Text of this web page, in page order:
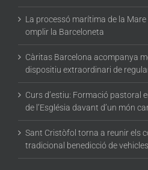
La processó marítima de la
omplir la Barceloneta
Càritas Barcelona acompanya
dispositiu extraordinari de
Curs d’estiu: Formació pastoral
de l’Església davant d’un món
Sant Cristòfol torna a reunir els
tradicional benedicció de